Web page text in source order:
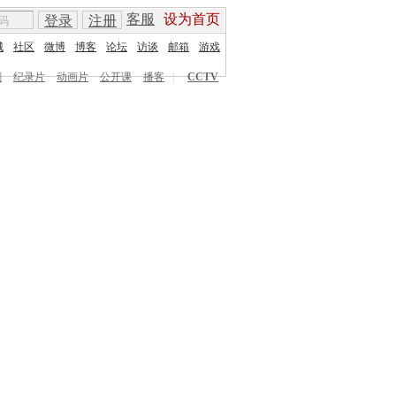
客服 设为首页
登录 注册
社区 微博 博客 论坛 访谈 邮箱 游戏
纪录片 动画片 公开课 播客 | CCTV